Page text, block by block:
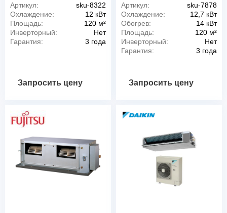
Артикул:
sku-8322
Охлаждение:
12 кВт
Площадь:
120 м²
Инверторный:
Нет
Гарантия:
3 года
Запросить цену
Артикул:
sku-7878
Охлаждение:
12,7 кВт
Обогрев:
14 кВт
Площадь:
120 м²
Инверторный:
Нет
Гарантия:
3 года
Запросить цену